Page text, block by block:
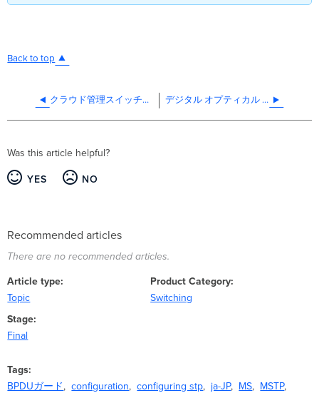
Back to top
クラウド管理スイッチのウォームスペア構成 (VRRP) デジタル オプティカル モニタリング（DOM）
Was this article helpful?
YES NO
Recommended articles
There are no recommended articles.
Article type
Topic
Product Category
Switching
Stage
Final
Tags
BPDUガード
configuration configuring stp ja-JP MS
MSTP